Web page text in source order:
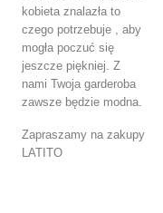
kobieta znalazła to
czego potrzebuje , aby
mogła poczuć się
jeszcze piękniej. Z
nami Twoja garderoba
zawsze będzie modna.
Zapraszamy na zakupy
LATITO